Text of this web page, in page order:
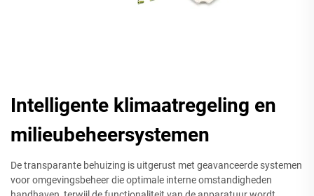
Intelligente klimaatregeling en
milieubeheersystemen
De transparante behuizing is uitgerust met geavanceerde systemen
voor omgevingsbeheer die optimale interne omstandigheden